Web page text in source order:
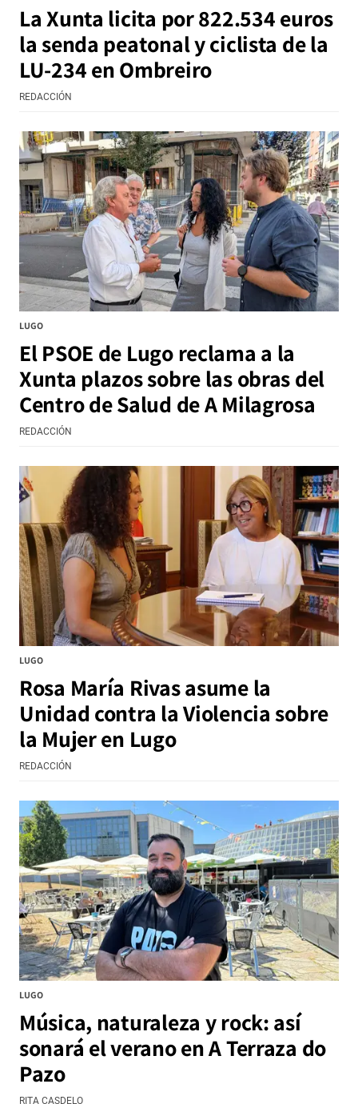
La Xunta licita por 822.534 euros
la senda peatonal y ciclista de la
LU-234 en Ombreiro
REDACCIÓN
LUGO
El PSOE de Lugo reclama a la
Xunta plazos sobre las obras del
Centro de Salud de A Milagrosa
REDACCIÓN
LUGO
Rosa María Rivas asume la
Unidad contra la Violencia sobre
la Mujer en Lugo
REDACCIÓN
LUGO
Música, naturaleza y rock: así
sonará el verano en A Terraza do
Pazo
RITA CASDELO